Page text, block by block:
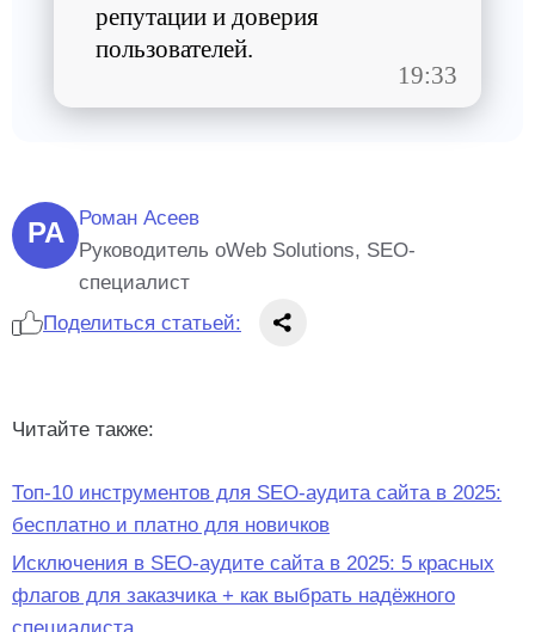
репутации и доверия
пользователей.
19:33
Поделиться статьей:
РА
Роман Асеев
Руководитель oWeb Solutions, SEO-
специалист
Читайте также:
Топ-10 инструментов для SEO-аудита сайта в 2025:
бесплатно и платно для новичков
Исключения в SEO-аудите сайта в 2025: 5 красных
флагов для заказчика + как выбрать надёжного